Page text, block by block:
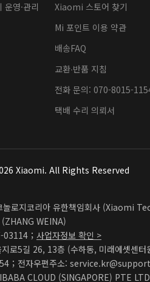
영·관리
Xiaomi 스토어 찾기
Mi 포인트 이용 약관
배송FAQ
교환∙반품 지침
전화 문의: 070-8015-
택배 수리 의뢰서
Xiaomi. All Rights Reserved
놀로지코리아 유한책임회사 (Xiaomi
WEINA)
03114； 사업자정보 확인 >
로5길 26, 13층 (수하동, 미래에셋센터
；전자우편주소:
CLOUD (SINGAPORE) PTE LTD